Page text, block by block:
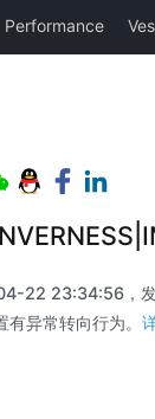
22 23:34:56，
异常转向行为。